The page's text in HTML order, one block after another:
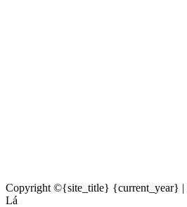
Copyright ©{site_title} {current_year} |
Lá